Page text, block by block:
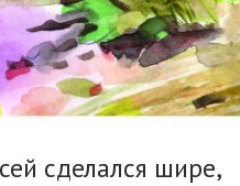
сделался шире,